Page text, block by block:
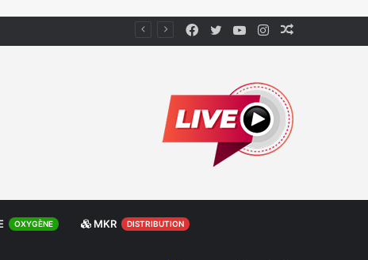
Instagram
YouTube
Twitter
Facebook
OXYGÈNE MKR DISTRIBUTION